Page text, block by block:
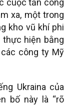
cuộc tấn công
xa, một trong
kho vũ khí phi
thực hiện bằng
công ty Mỹ
Ukraina của
bố này là “rõ